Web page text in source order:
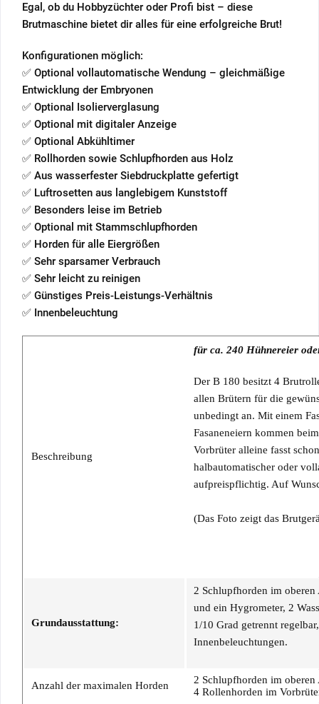
Egal, ob du Hobbyzüchter oder Profi bist – diese
Brutmaschine bietet dir alles für eine erfolgreiche Brut!
Konfigurationen möglich:
✅ Optional vollautomatische Wendung – gleichmäßige
Entwicklung der Embryonen
✅ Optional Isolierverglasung
✅ Optional mit digitaler Anzeige
✅ Optional Abkühltimer
✅ Rollhorden sowie Schlupfhorden aus Holz
✅ Aus wasserfester Siebdruckplatte gefertigt
✅ Luftrosetten aus langlebigem Kunststoff
✅ Besonders leise im Betrieb
✅ Optional mit Stammschlupfhorden
✅ Horden für alle Eiergrößen
✅ Sehr sparsamer Verbrauch
✅ Sehr leicht zu reinigen
✅ Günstiges Preis-Leistungs-Verhältnis
✅ Innenbeleuchtung
Beschreibung
für ca. 240 Hühnereier
Der B 180 besitzt 4
allen Brütern für die
unbedingt an. Mit einem
Fasaneneiern kommen
Vorbrüter alleine fasst
halbautomatischer oder
aufpreispflichtig. Auf
(Das Foto zeigt das
Grundausstattung:
2 Schlupfhorden im
und ein Hygrometer, 2
1/10 Grad getrennt
Innenbeleuchtungen.
Anzahl der maximalen Horden
2 Schlupfhorden im oberen
4 Rollenhorden im